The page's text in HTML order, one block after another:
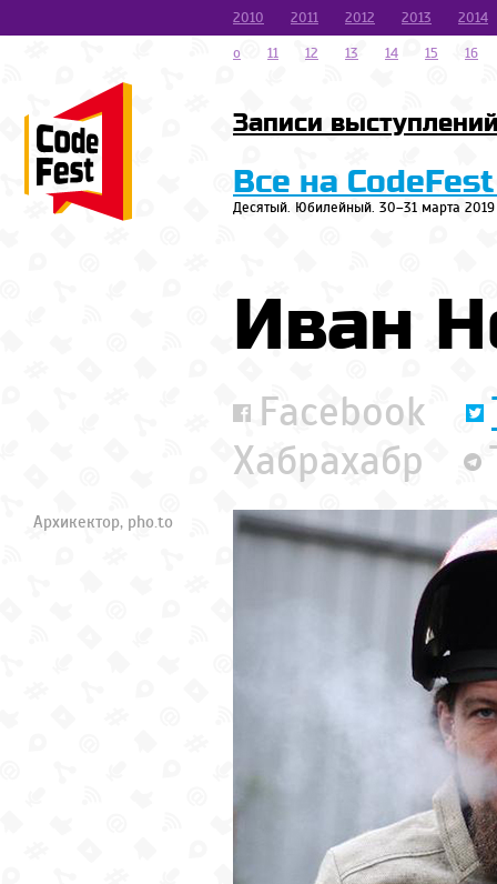
2010 2011 2012 2013
2014
o
11 12 13 14 15 16
Записи
Все на
Десятый. Юбилейный. 30–31 марта 2019
Иван
Facebook
Хабрахабр
Архикектор, pho.to